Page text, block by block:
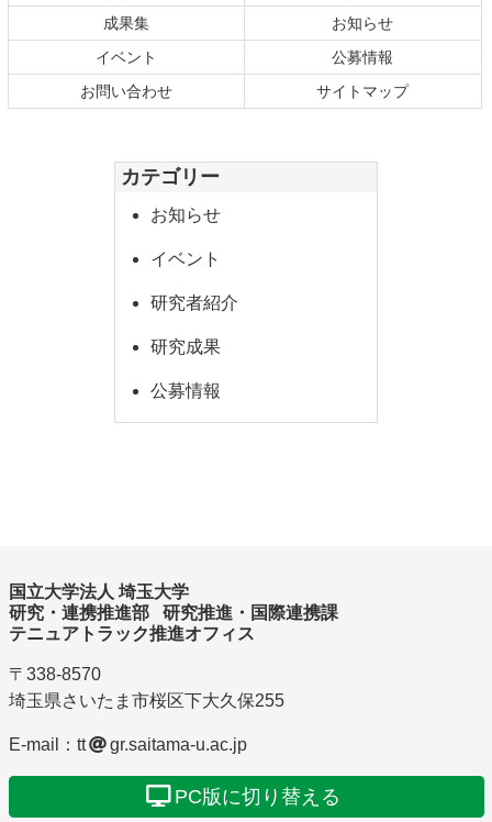
先
る
成果集
お知らせ
イベント
公募情報
お問い合わせ
サイトマップ
カテゴリー
お知らせ
イベント
研究者紹介
研究成果
公募情報
国立大学法人 埼玉大学
研究・連携推進部
研究推進・国際連携課
テニュアトラック推進オフィス
〒338-8570
埼玉県さいたま市桜区下大久保255
E-mail：tt gr.saitama-u.ac.jp
PC版に切り替える